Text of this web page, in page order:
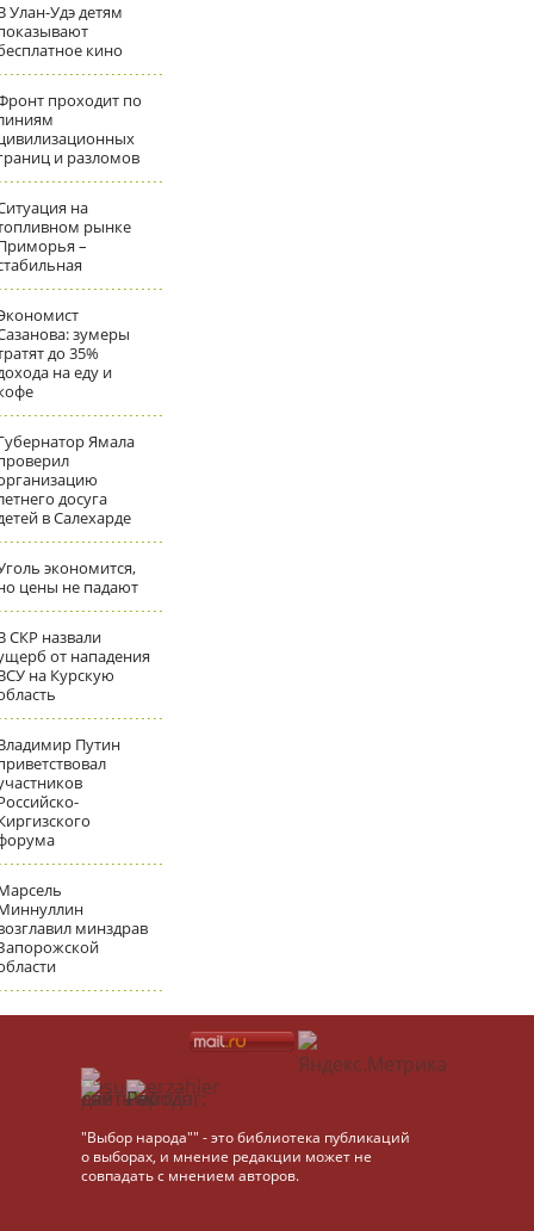
Улан-Удэ детям
кино
проходит по
и разломов
на
рынке
–
зумеры
до 35%
на еду и
Ямала
досуга
в Салехарде
экономится,
цены не падают
СКР назвали
от нападения
на Курскую
Путин
минздрав
"Выбор народа"" - это библиотека публикаций
о выборах, и мнение редакции может не
совпадать с мнением авторов.